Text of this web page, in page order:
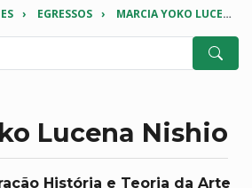
EGRESSOS MARCIA YOKO LUCENA NISHIO
Lucena Nishio
História e Teoria da Arte